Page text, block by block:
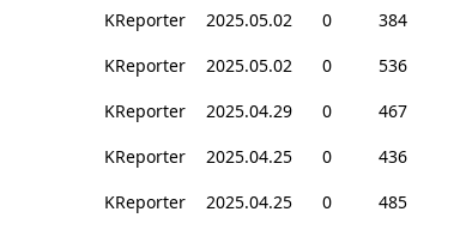
KReporter 2025.05.02 0
384
KReporter 2025.05.02 0
536
KReporter 2025.04.29 0
467
KReporter 2025.04.25 0
436
KReporter 2025.04.25 0
485